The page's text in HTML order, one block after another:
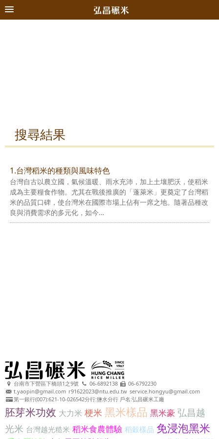
搜尋結果
1.台灣稻米的種類與風味特色
台灣自古以農立國，氣候溫暖、雨水充沛，加上土壤肥沃，使稻米
成為主要糧食作物。尤其在戰後推廣的「蓬萊米」更奠定了台灣稻
米的品質口碑，使台灣米在國際市場上佔有一席之地。隨著品種改
良與消費需求的多元化，如今…
台南市下營區下橋頭1之9號 06-6892138
06-6792230
t.yaopin@gmail.com r91622023@ntu.edu.tw service.hongyu@gmail.com
第一銀行(007):621-10-026542分行:鹽水分行 戶名:弘昌碾米工廠
胚芽米功效 大力米 梗米 黑米樣品 黑米豪 弘昌越
光米 台灣越光糙米 稻米食農體驗 稻穀樣品 免浸泡黑米